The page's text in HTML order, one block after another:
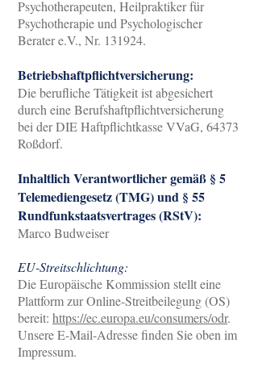
Psychotherapeuten, Heilpraktiker für
Psychotherapie und Psychologischer
Berater e.V., Nr. 131924.
Betriebshaftpflichtversicherung:
Die berufliche Tätigkeit ist abgesichert
durch eine Berufshaftpflichtversicherung
bei der DIE Haftpflichtkasse VVaG, 64373
Roßdorf.
Inhaltlich Verantwortlicher gemäß § 5
Telemediengesetz (TMG) und § 55
Rundfunkstaatsvertrages (RStV):
Marco Budweiser
EU-Streitschlichtung:
Die Europäische Kommission stellt eine
Plattform zur Online-Streitbeilegung (OS)
bereit: https://ec.europa.eu/consumers/odr.
Unsere E-Mail-Adresse finden Sie oben im
Impressum.